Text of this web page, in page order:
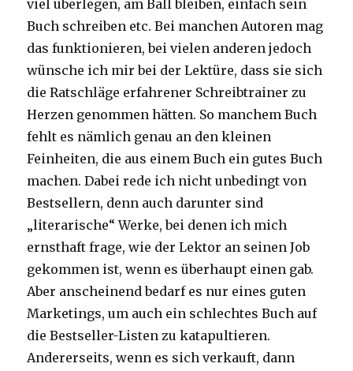
viel überlegen, am Ball bleiben, einfach sein
Buch schreiben etc. Bei manchen Autoren mag
das funktionieren, bei vielen anderen jedoch
wünsche ich mir bei der Lektüre, dass sie sich
die Ratschläge erfahrener Schreibtrainer zu
Herzen genommen hätten. So manchem Buch
fehlt es nämlich genau an den kleinen
Feinheiten, die aus einem Buch ein gutes Buch
machen. Dabei rede ich nicht unbedingt von
Bestsellern, denn auch darunter sind
„literarische“ Werke, bei denen ich mich
ernsthaft frage, wie der Lektor an seinen Job
gekommen ist, wenn es überhaupt einen gab.
Aber anscheinend bedarf es nur eines guten
Marketings, um auch ein schlechtes Buch auf
die Bestseller-Listen zu katapultieren.
Andererseits, wenn es sich verkauft, dann